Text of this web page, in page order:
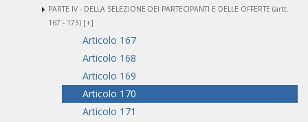
PARTE IV - DELLA SELEZIONE DEI PARTECIPANTI E DELLE OFFERTE (artt.
167 - 173) [+]
Articolo 167
Articolo 168
Articolo 169
Articolo 170
Articolo 171